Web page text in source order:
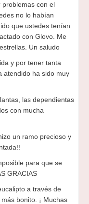
con el
no lo habían
que ustedes tenían
con Glovo. Me
Un saludo
y por tener tanta
atendido ha sido muy
las dependientas
con mucha
un ramo precioso y
para que se
GRACIAS
a través de
bonito. ¡ Muchas